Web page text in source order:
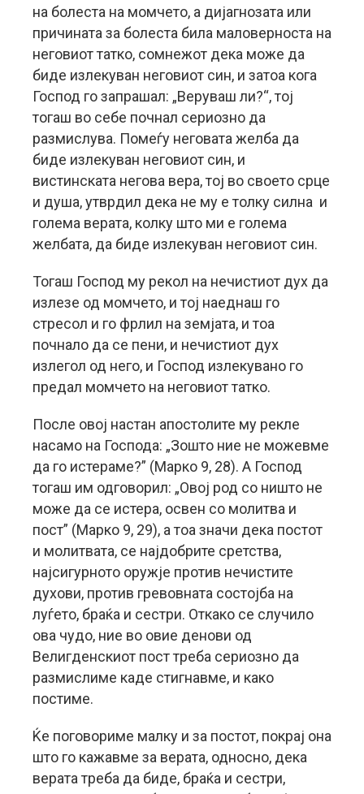
на болеста на момчето, а дијагнозата или
причината за болеста била маловерноста на
неговиот татко, сомнежот дека може да
биде излекуван неговиот син, и затоа кога
Господ го запрашал: „Веруваш ли?“, тој
тогаш во себе почнал сериозно да
размислува. Помеѓу неговата желба да
биде излекуван неговиот син, и
вистинската негова вера, тој во своето срце
и душа, утврдил дека не му е толку силна и
голема верата, колку што ми е голема
желбата, да биде излекуван неговиот син.
Тогаш Господ му рекол на нечистиот дух да
излезе од момчето, и тој наеднаш го
стресол и го фрлил на земјата, и тоа
почнало да се пени, и нечистиот дух
излегол од него, и Господ излекувано го
предал момчето на неговиот татко.
После овој настан апостолите му рекле
насамо на Господа: „Зошто ние не можевме
да го истераме?” (Марко 9, 28). А Господ
тогаш им одговорил: „Овој род со ништо не
може да се истера, освен со молитва и
пост” (Марко 9, 29), а тоа значи дека постот
и молитвата, се најдобрите сретства,
најсигурното оружје против нечистите
духови, против гревовната состојба на
луѓето, браќа и сестри. Откако се случило
ова чудо, ние во овие денови од
Велигденскиот пост треба сериозно да
размислиме каде стигнавме, и како
постиме.
Ќе поговориме малку и за постот, покрај она
што го кажавме за верата, односно, дека
верата треба да биде, браќа и сестри,